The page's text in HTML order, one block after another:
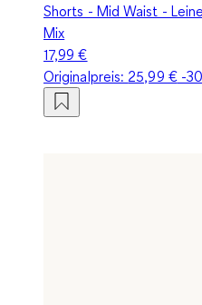
Shorts - Mid Waist -
Mix
17,99 €
Originalpreis: 25,99 €-